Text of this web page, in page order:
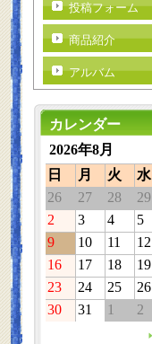
投稿フォーム
商品紹介
アルバム
カレンダー
2026年8月
日
月 火 水
26
27 28 29
2
3 4 5
9
10 11 12
16
17 18 19
23
24 25 26
30
31 1 2